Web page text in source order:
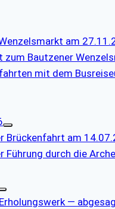
am
zum Bautzener
mit dem
Brückenfahrt am
Führung durch die
—